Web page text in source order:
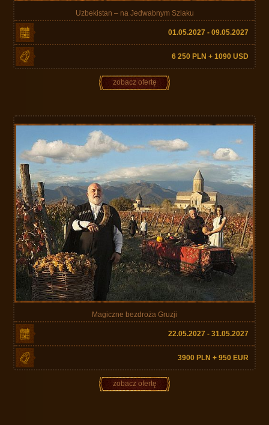
Uzbekistan – na Jedwabnym Szlaku
01.05.2027 - 09.05.2027
6 250 PLN + 1090 USD
zobacz ofertę
Magiczne bezdroża Gruzji
22.05.2027 - 31.05.2027
3900 PLN + 950 EUR
zobacz ofertę